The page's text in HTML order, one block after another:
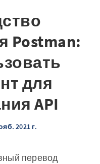
Postman:
для
API
2021 г.
перевод